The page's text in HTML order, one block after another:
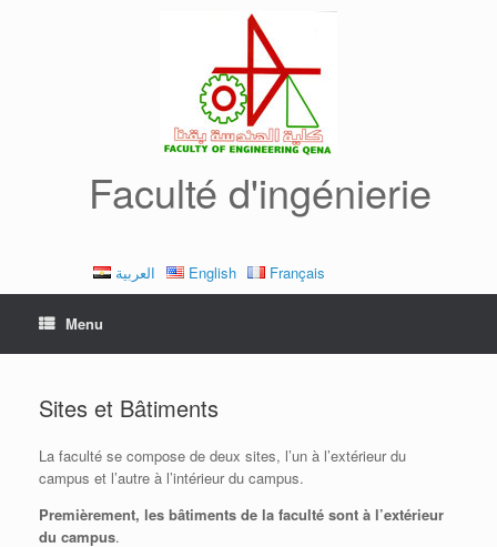
Faculté d'ingénierie
العربية English Français
Menu
Sites et Bâtiments
La faculté se compose de deux sites, l’un à l’extérieur du
campus et l’autre à l’intérieur du campus.
Premièrement, les bâtiments de la faculté sont à l’extérieur
du campus.